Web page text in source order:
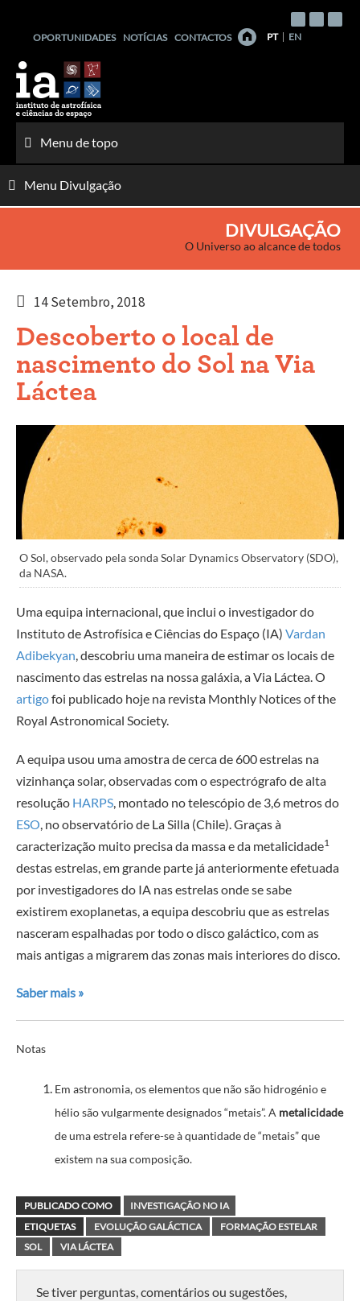
conteúdo
OPORTUNIDADES NOTÍCIAS CONTACTOS PT EN
Menu de topo
Menu Divulgação
DIVULGAÇÃO
O Universo ao alcance de todos
14 Setembro, 2018
Descoberto o local de
nascimento do Sol na Via
Láctea
O Sol, observado pela sonda Solar Dynamics Observatory (SDO),
da NASA.
Uma equipa internacional, que inclui o investigador do
Instituto de Astrofísica e Ciências do Espaço (IA) Vardan
Adibekyan, descobriu uma maneira de estimar os locais de
nascimento das estrelas na nossa galáxia, a Via Láctea. O
artigofoi publicado hoje na revista Monthly Notices of the
Royal Astronomical Society.
A equipa usou uma amostra de cerca de 600 estrelas na
vizinhança solar, observadas com o espectrógrafo de alta
resolução HARPS , montado no telescópio de 3,6 metros do
ESO , no observatório de La Silla (Chile). Graças à
caracterização muito precisa da massa e da metalicidade1
destas estrelas, em grande parte já anteriormente efetuada
por investigadores do IA nas estrelas onde se sabe
existirem exoplanetas, a equipa descobriu que as estrelas
nasceram espalhadas por todo o disco galáctico, com as
mais antigas a migrarem das zonas mais interiores do disco.
Saber mais »
Notas
Em astronomia, os elementos que não são hidrogénio e
hélio são vulgarmente designados “metais”. A metalicidade
de uma estrela refere-se à quantidade de “metais” que
existem na sua composição.
PUBLICADO COMO
INVESTIGAÇÃO NO IA
ETIQUETAS
EVOLUÇÃO GALÁCTICA
FORMAÇÃO ESTELAR
SOL
VIA LÁCTEA
Se tiver perguntas, comentários ou sugestões,